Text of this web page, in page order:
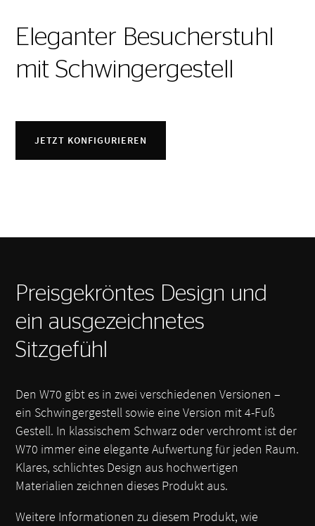
Eleganter Besucherstuhl
mit Schwingergestell
JETZT KONFIGURIEREN
Preisgekröntes Design und
ein ausgezeichnetes
Sitzgefühl
Den W70 gibt es in zwei verschiedenen Versionen –
ein Schwingergestell sowie eine Version mit 4-Fuß
Gestell. In klassischem Schwarz oder verchromt ist der
W70 immer eine elegante Aufwertung für jeden Raum.
Klares, schlichtes Design aus hochwertigen
Materialien zeichnen dieses Produkt aus.
Weitere Informationen zu diesem Produkt, wie